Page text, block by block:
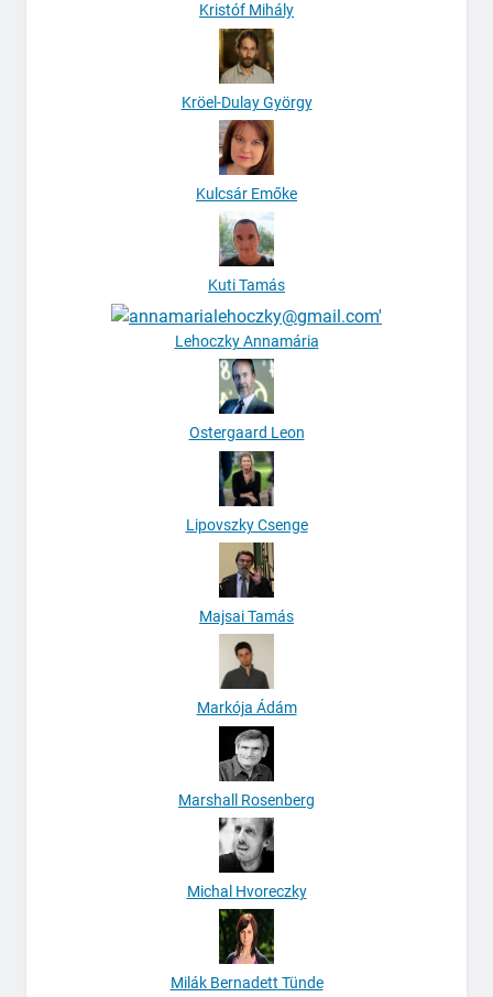
Kristóf Mihály
Kröel-Dulay György
Kulcsár Emőke
Kuti Tamás
Lehoczky Annamária
Ostergaard Leon
Lipovszky Csenge
Majsai Tamás
Markója Ádám
Marshall Rosenberg
Michal Hvoreczky
Milák Bernadett Tünde